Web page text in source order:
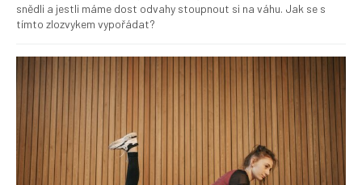
snědli a jestli máme dost odvahy stoupnout si na váhu. Jak se s
tímto zlozvykem vypořádat?